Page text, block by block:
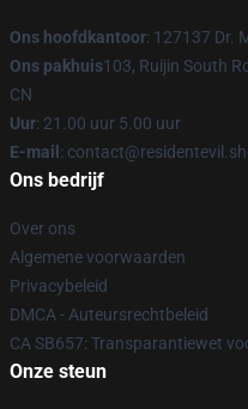
Ons hoofdkantoor: 127137 Dr.
Ons pakhuis103, Ruijin South
CN
Uur: 21.00 uur 5.00 uur
E-mail :
Ons bedrijf
Over ons
Algemene voorwaarden
Privacybeleid
DMCA - Auteursrechtbeleid
CA SB657: Transparantiewet
Onze steun